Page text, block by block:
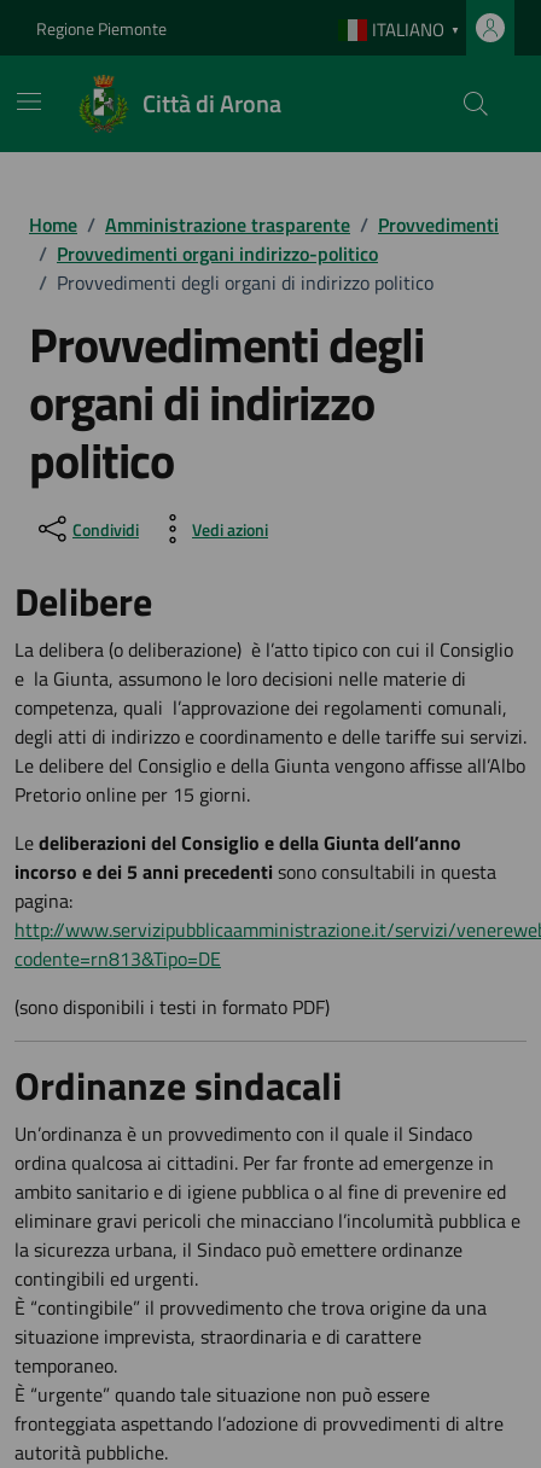
Regione Piemonte ITALIANO ▼
Città di Arona
Home / Amministrazione trasparente / Provvedimenti
/ Provvedimenti organi indirizzo-politico
/ Provvedimenti degli organi di indirizzo politico
Provvedimenti degli
organi di indirizzo
politico
Condividi Vedi azioni
Delibere
La delibera (o deliberazione) è l’atto tipico con cui il Consiglio
e la Giunta, assumono le loro decisioni nelle materie di
competenza, quali l’approvazione dei regolamenti comunali,
degli atti di indirizzo e coordinamento e delle tariffe sui servizi.
Le delibere del Consiglio e della Giunta vengono affisse all’Albo
Pretorio online per 15 giorni.
Ledeliberazioni del Consiglio e della Giunta dell’anno
incorso e dei 5 anni precedenti sono consultabili in questa
pagina:
http://www.servizipubblicaamministrazione.it/servizi/
codente=rn813&Tipo=DE
(sono disponibili i testi in formato PDF)
Ordinanze sindacali
Un’ordinanza è un provvedimento con il quale il Sindaco
ordina qualcosa ai cittadini. Per far fronte ad emergenze in
ambito sanitario e di igiene pubblica o al fine di prevenire ed
eliminare gravi pericoli che minacciano l’incolumità pubblica e
la sicurezza urbana, il Sindaco può emettere ordinanze
contingibili ed urgenti.
È “contingibile” il provvedimento che trova origine da una
situazione imprevista, straordinaria e di carattere
temporaneo.
È “urgente” quando tale situazione non può essere
fronteggiata aspettando l’adozione di provvedimenti di altre
autorità pubbliche.